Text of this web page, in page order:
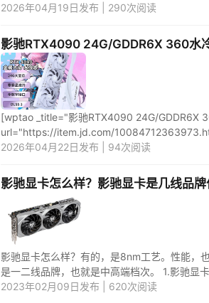
2026年04月19日发布 | 290次阅读
影驰RTX4090 24G/GDDR6X 360水
[wptao _title="影驰RTX4090 24G/GDDR6X
url="https://item.jd.com/
2026年04月22日发布 | 94次阅读
影驰显卡怎么样？影驰显卡是几线品牌
影驰显卡怎么样？有的，是8nm工艺。性能，
是一二线品牌，也就是中高端档次。 1.影驰显
2023年02月09日发布 | 620次阅读